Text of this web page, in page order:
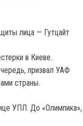
лица — Гутцайт
в Киеве.
призвал УАФ
страны.
УПЛ. До «Олимпика»,